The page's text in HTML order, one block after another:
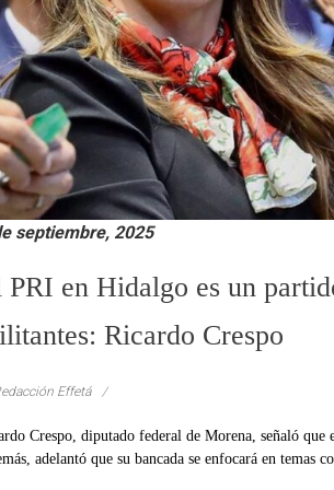
septiembre, 2025
PRI en Hidalgo es un
Ricardo Crespo
Effetá
Crespo, diputado federal de Morena, señaló
adelantó que su bancada se enfocará en temas